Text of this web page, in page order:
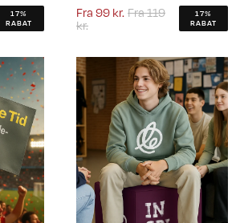
17%
RABAT
Fra 99 kr. Fra119
kr.
17%
RABAT